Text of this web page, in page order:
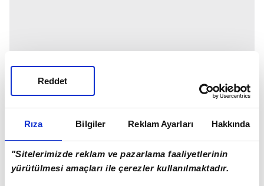
Rıza Bilgiler Reklam Ayarları Hakkında
"Sitelerimizde reklam ve pazarlama faaliyetlerinin
yürütülmesi amaçları ile çerezler kullanılmaktadır.
Reddet